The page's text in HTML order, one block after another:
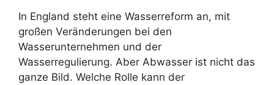
In England steht eine Wasserreform an, mit
großen Veränderungen bei den
Wasserunternehmen und der
Wasserregulierung. Aber Abwasser ist nicht das
ganze Bild. Welche Rolle kann der